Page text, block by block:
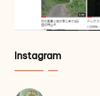
Instagram